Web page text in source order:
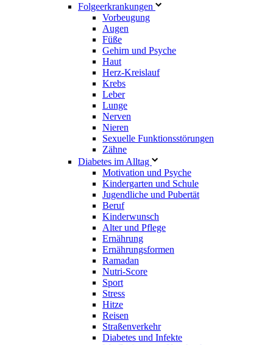
Folgeerkrankungen
Vorbeugung
Augen
Füße
Gehirn und Psyche
Haut
Herz-Kreislauf
Krebs
Leber
Lunge
Nerven
Nieren
Sexuelle Funktionsstörungen
Zähne
Diabetes im Alltag
Motivation und Psyche
Kindergarten und Schule
Jugendliche und Pubertät
Beruf
Kinderwunsch
Alter und Pflege
Ernährung
Ernährungsformen
Ramadan
Nutri-Score
Sport
Stress
Hitze
Reisen
Straßenverkehr
Diabetes und Infekte